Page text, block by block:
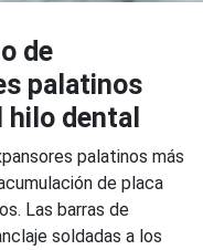
de
palatinos
dental
palatinos más
de placa
Las barras de
soldadas a los